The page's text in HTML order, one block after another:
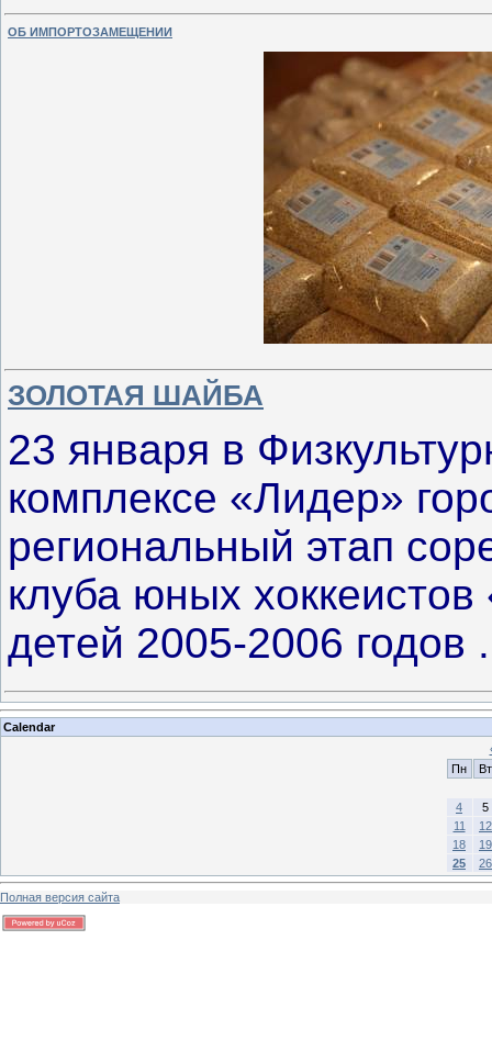
ОБ ИМПОРТОЗАМЕЩЕНИИ
ЗОЛОТАЯ ШАЙБА
23 января в
комплексе «Лидер»
региональный этап
клуба юных
детей 2005-2006 годов
Calendar
Пн
Вт
4
5
11
12
18
19
25
26
Полная версия сайта